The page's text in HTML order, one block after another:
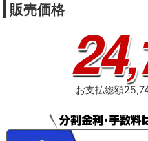
販売価格
24
お支払総額